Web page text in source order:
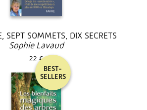
SEPT SOMMETS, DIX SECRETS
Sophie Lavaud
22 €
BEST-
SELLERS